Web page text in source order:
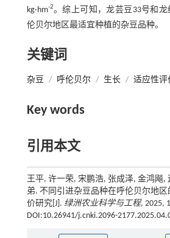
kg·hm-2。综上可知，龙芸豆33号和
伦贝尔地区最适宜种植的杂豆品种。
关键词
杂豆 / 呼伦贝尔 / 生长 / 适应性评
Key words
引用本文
王平, 许一荣, 宋鹏浩, 张成泽, 金鸿飚,
弟. 不同引进杂豆品种在呼伦贝尔地
价研究[J]. 绿洲农业科学与工程, 2025,
DOI:10.26941/j.cnki.2096-